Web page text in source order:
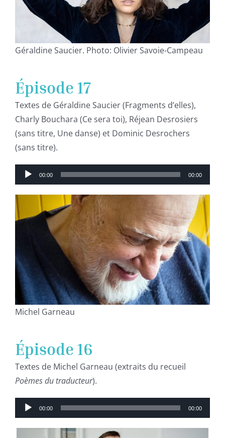
Géraldine Saucier. Photo: Olivier Savoie-Campeau
Épisode 17
Textes de Géraldine Saucier (Fragments d’elles),
Charly Bouchara (Ce sera toi), Réjean Desrosiers
(sans titre, Une danse) et Dominic Desrochers
(sans titre).
Lecteur
audio
00:00 00:00
Michel Garneau
Épisode 16
Textes de Michel Garneau (extraits du recueil
Poèmes du traducteur).
Lecteur
audio
00:00 00:00